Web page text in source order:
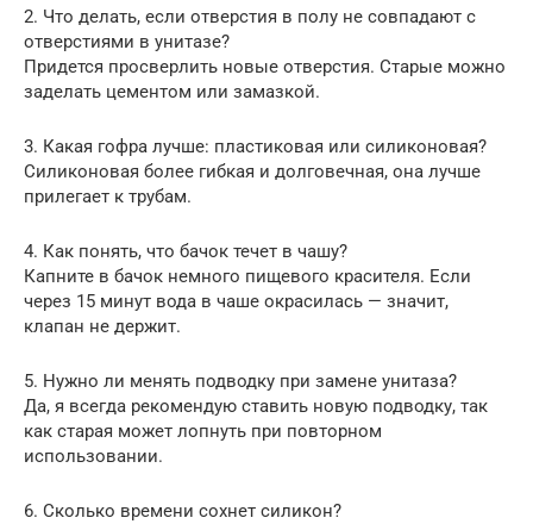
2. Что делать, если отверстия в полу не совпадают с
отверстиями в унитазе?
Придется просверлить новые отверстия. Старые можно
заделать цементом или замазкой.
3. Какая гофра лучше: пластиковая или силиконовая?
Силиконовая более гибкая и долговечная, она лучше
прилегает к трубам.
4. Как понять, что бачок течет в чашу?
Капните в бачок немного пищевого красителя. Если
через 15 минут вода в чаше окрасилась — значит,
клапан не держит.
5. Нужно ли менять подводку при замене унитаза?
Да, я всегда рекомендую ставить новую подводку, так
как старая может лопнуть при повторном
использовании.
6. Сколько времени сохнет силикон?